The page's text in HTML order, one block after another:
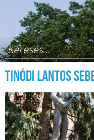
Keresés űrlap
Tinódi Lantos